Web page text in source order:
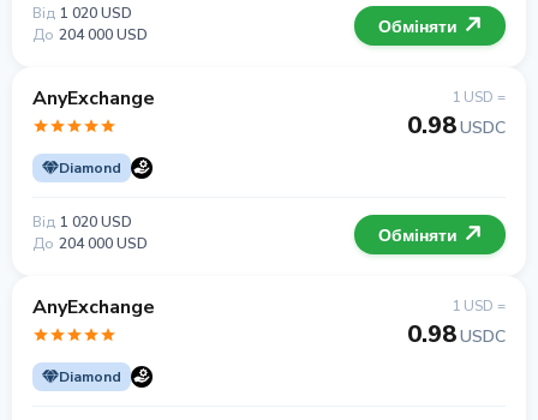
Від 1 020 USD
До 204 000 USD Обміняти
AnyExchange
Diamond
1 USD =
0.98USDC
Від 1 020 USD
До 204 000 USD Обміняти
AnyExchange
Diamond
1 USD =
0.98USDC